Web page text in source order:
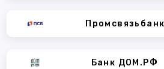
Промсвязьбанк
Банк ДОМ.РФ